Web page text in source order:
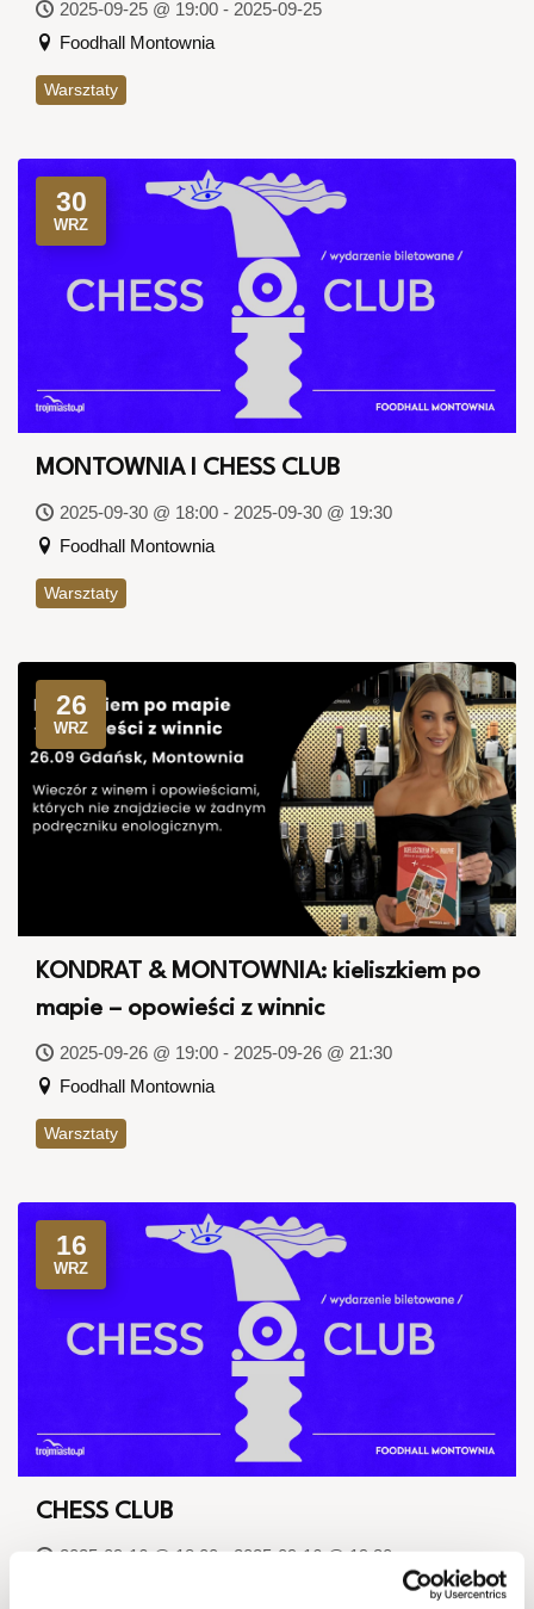
2025-09-25 @ 19:00 - 2025-09-25
Foodhall Montownia
Warsztaty
30
WRZ
MONTOWNIA I CHESS CLUB
2025-09-30 @ 18:00 - 2025-09-30 @ 19:30
Foodhall Montownia
Warsztaty
26
WRZ
KONDRAT & MONTOWNIA: kieliszkiem po
mapie – opowieści z winnic
2025-09-26 @ 19:00 - 2025-09-26 @ 21:30
Foodhall Montownia
Warsztaty
16
WRZ
CHESS CLUB
2025-09-16 @ 18:00 - 2025-09-16 @ 19:30